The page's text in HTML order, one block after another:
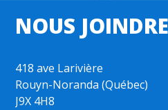
NOUS JOINDRE
418 ave Larivière
Rouyn-Noranda (Québec)
J9X 4H8